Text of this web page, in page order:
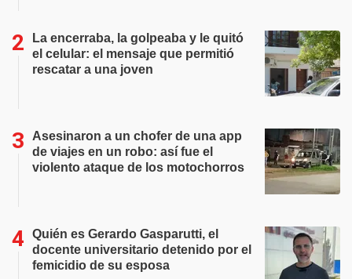
La encerraba, la golpeaba y le quitó
el celular: el mensaje que permitió
rescatar a una joven
Asesinaron a un chofer de una app
de viajes en un robo: así fue el
violento ataque de los motochorros
Quién es Gerardo Gasparutti, el
docente universitario detenido por el
femicidio de su esposa